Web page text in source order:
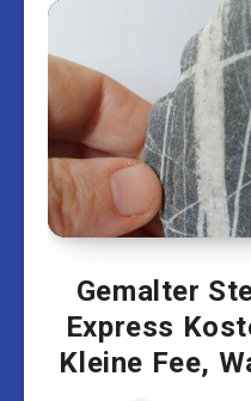
Gemalter
Express
Kleine Fee,